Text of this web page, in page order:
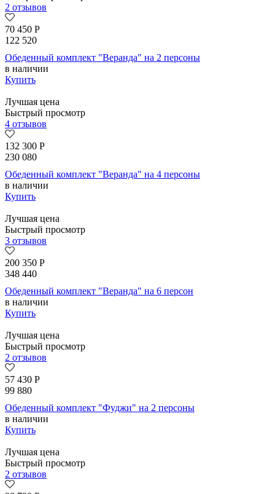
2 отзывов
70 450 Р
122 520
Обеденный комплект "Веранда" на 2 персоны
в наличии
Купить
Лучшая цена
Быстрый просмотр
4 отзывов
132 300 Р
230 080
Обеденный комплект "Веранда" на 4 персоны
в наличии
Купить
Лучшая цена
Быстрый просмотр
3 отзывов
200 350 Р
348 440
Обеденный комплект "Веранда" на 6 персон
в наличии
Купить
Лучшая цена
Быстрый просмотр
2 отзывов
57 430 Р
99 880
Обеденный комплект "Фуджи" на 2 персоны
в наличии
Купить
Лучшая цена
Быстрый просмотр
2 отзывов